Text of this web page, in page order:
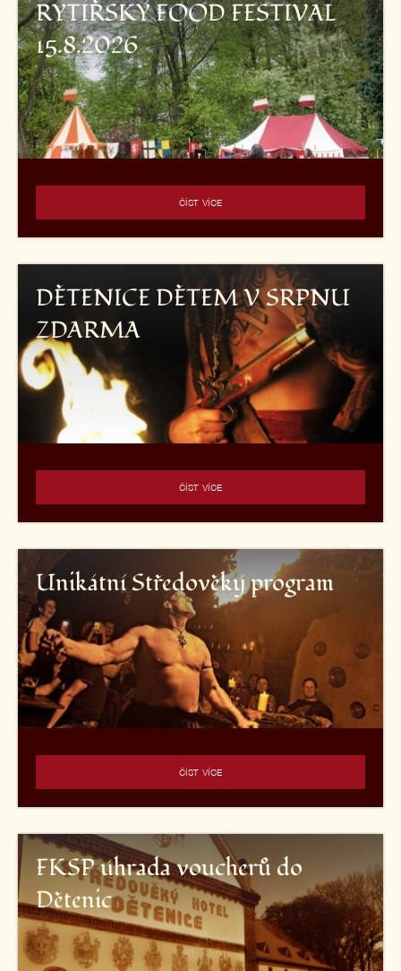
RYTÍŘSKÝ FOOD FESTIVAL
15.8.2026
ČÍST VÍCE
DĚTENICE DĚTEM V SRPNU
ZDARMA
ČÍST VÍCE
Unikátní Středověký program
ČÍST VÍCE
FKSP úhrada voucherů do
Dětenic